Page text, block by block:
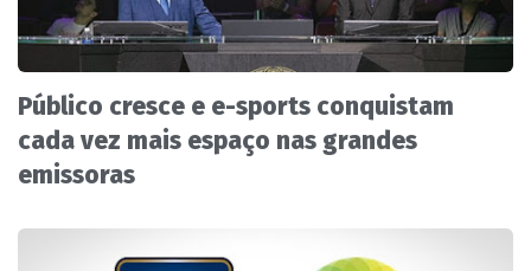
Público cresce e e-sports conquistam
cada vez mais espaço nas grandes
emissoras